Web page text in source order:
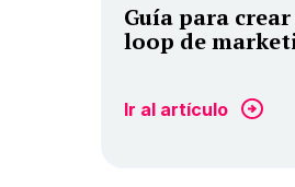
Guía para
loop de
Ir al artículo